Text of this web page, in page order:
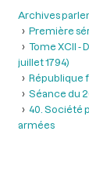
Archives
Première
Tome XCII -
juillet 1794)
République
Séance du
40. Société
armées